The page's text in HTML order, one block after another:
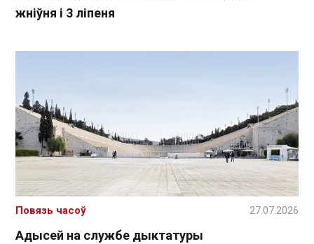
жніўня і 3 ліпеня
Адысей на службе дыктатуры
Повязь часоў 27.07.2026